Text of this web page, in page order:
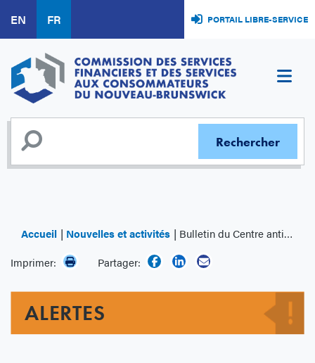
au
contenu
principal
EN FR PORTAIL LIBRE-SERVICE
Accueil Nouvelles et activités
Bulletin du Centre antifraude du Canada : Qu'ont les fraudeurs dans leurs boîtes à outils?
Imprimer:
Partager:
ALERTES